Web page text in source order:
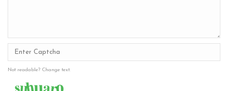
Not readable? Change text.